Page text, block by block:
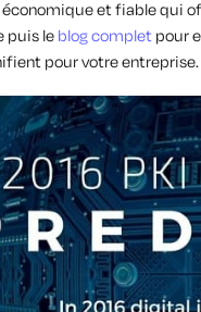
et fiable qui
puis le blog complet pour
pour votre entreprise.